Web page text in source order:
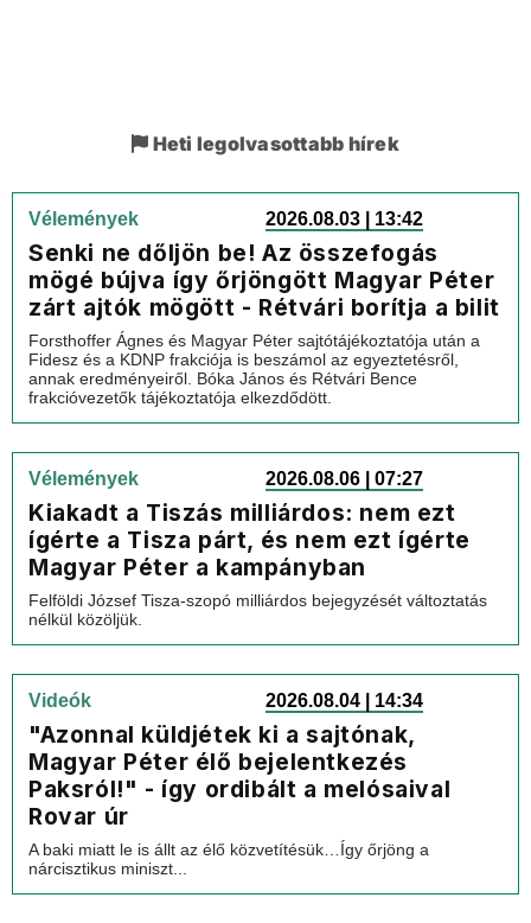
Heti legolvasottabb hírek
Vélemények 2026.08.03 | 13:42
Senki ne dőljön be! Az összefogás
mögé bújva így őrjöngött Magyar Péter
zárt ajtók mögött - Rétvári borítja a bilit
Forsthoffer Ágnes és Magyar Péter sajtótájékoztatója után a
Fidesz és a KDNP frakciója is beszámol az egyeztetésről,
annak eredményeiről. Bóka János és Rétvári Bence
frakcióvezetők tájékoztatója elkezdődött.
Vélemények 2026.08.06 | 07:27
Kiakadt a Tiszás milliárdos: nem ezt
ígérte a Tisza párt, és nem ezt ígérte
Magyar Péter a kampányban
Felföldi József Tisza-szopó milliárdos bejegyzését változtatás
nélkül közöljük.
Videók 2026.08.04 | 14:34
"Azonnal küldjétek ki a sajtónak,
Magyar Péter élő bejelentkezés
Paksról!" - így ordibált a melósaival
Rovar úr
A baki miatt le is állt az élő közvetítésük…Így őrjöng a
nárcisztikus miniszt...